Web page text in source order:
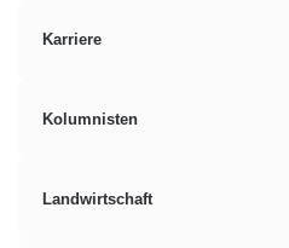
Karriere
Kolumnisten
Landwirtschaft